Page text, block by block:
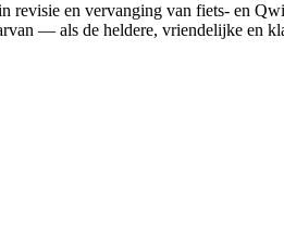
en vervanging van fiets‑ en
— als de heldere, vriendelijke en